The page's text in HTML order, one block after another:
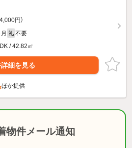
円）
礼 不要
/ 42.82㎡
細を見る
ほか提供
物件メール通知